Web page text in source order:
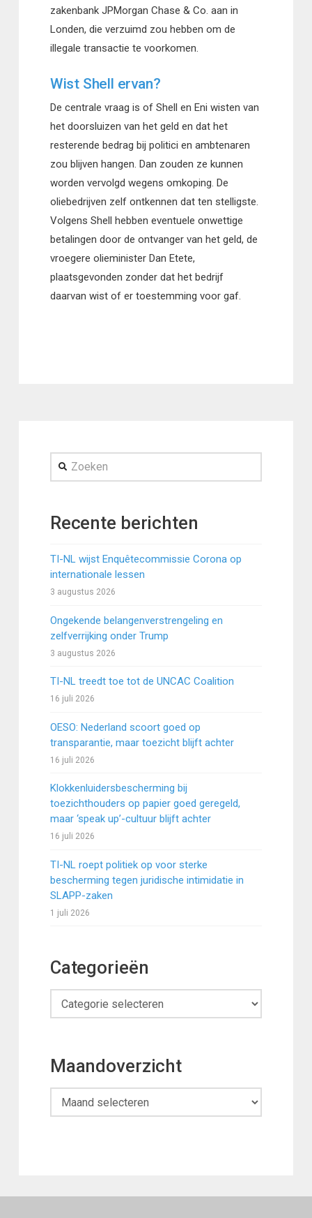
zakenbank JPMorgan Chase & Co. aan in
Londen, die verzuimd zou hebben om de
illegale transactie te voorkomen.
Wist Shell ervan?
De centrale vraag is of Shell en Eni wisten van
het doorsluizen van het geld en dat het
resterende bedrag bij politici en ambtenaren
zou blijven hangen. Dan zouden ze kunnen
worden vervolgd wegens omkoping. De
oliebedrijven zelf ontkennen dat ten stelligste.
Volgens Shell hebben eventuele onwettige
betalingen door de ontvanger van het geld, de
vroegere olieminister Dan Etete,
plaatsgevonden zonder dat het bedrijf
daarvan wist of er toestemming voor gaf.
Zoeken
Recente berichten
TI-NL wijst Enquêtecommissie Corona op
internationale lessen
3 augustus 2026
Ongekende belangenverstrengeling en
zelfverrijking onder Trump
3 augustus 2026
TI-NL treedt toe tot de UNCAC Coalition
16 juli 2026
OESO: Nederland scoort goed op
transparantie, maar toezicht blijft achter
16 juli 2026
Klokkenluidersbescherming bij
toezichthouders op papier goed geregeld,
maar ‘speak up’-cultuur blijft achter
16 juli 2026
TI-NL roept politiek op voor sterke
bescherming tegen juridische intimidatie in
SLAPP-zaken
1 juli 2026
Categorieën
Categorieën
Maandoverzicht
Maandoverzicht